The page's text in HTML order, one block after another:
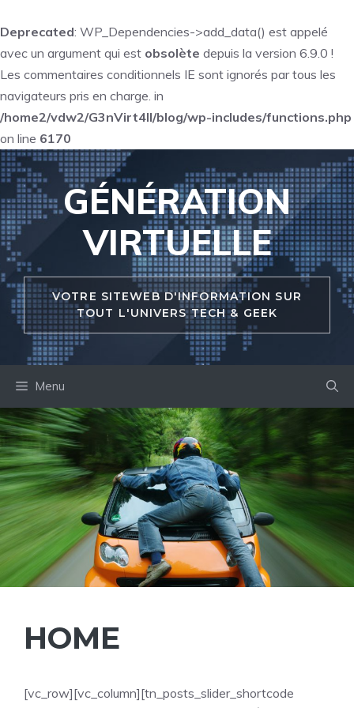
Deprecated: WP_Dependencies->add_data() est appelé
avec un argument qui est obsolète depuis la version 6.9.0 !
Les commentaires conditionnels IE sont ignorés par tous les
navigateurs pris en charge. in
/home2/vdw2/G3nVirt4ll/blog/wp-includes/functions.php
on line 6170
Aller
au
contenu
GÉNÉRATION
VIRTUELLE
VOTRE SITEWEB D'INFORMATION SUR
TOUT L'UNIVERS TECH & GEEK
Menu
HOME
[vc_row][vc_column][tn_posts_slider_shortcode